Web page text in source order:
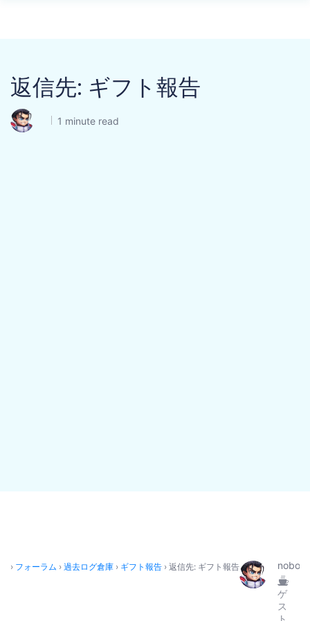
返信先: ギフト報告
1 minute read
› フォーラム › 過去ログ倉庫 › ギフト報告 › 返信先: ギフト報告
ゲ
ス
ト